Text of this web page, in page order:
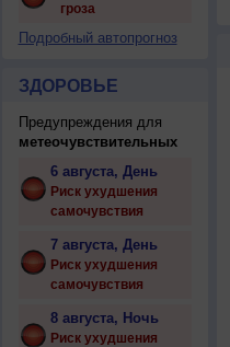
гроза
Подробный автопрогноз
ЗДОРОВЬЕ
Предупреждения для
метеочувствительных
6 августа, День
Риск ухудшения
самочувствия
7 августа, День
Риск ухудшения
самочувствия
8 августа, Ночь
Риск ухудшения